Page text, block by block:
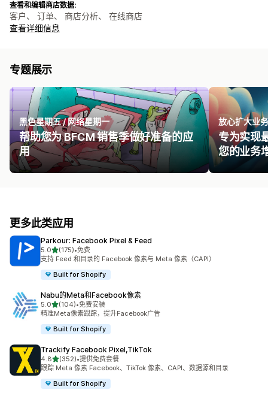
查看和编辑商店数据:
客户、 订单、 商店分析、 在线商店
查看详细信息
专题展示
黑色星期五 / 网络星期一
帮助您为 BFCM 销售季做好准备的应
用
放心扩大业
专为实现
您的业务
更多此类应用
Parkour: Facebook Pixel & Feed
5.0星（满分 5 星）
(175)
总共 175 条评论
•免费
支持 Feed 和目录的 Facebook 像素与 Meta 像素（CAPI）
Built for Shopify
Nabu的Meta和Facebook像素
5.0星（满分 5 星）
(104)
总共 104 条评论
•免费安装
精准Meta像素跟踪，提升Facebook广告
Built for Shopify
Trackify Facebook Pixel,TikTok
4.8星（满分 5 星）
(352)
总共 352 条评论
•提供免费套餐
跟踪 Meta 像素 Facebook、TikTok 像素、CAPI、数据源和目录
Built for Shopify